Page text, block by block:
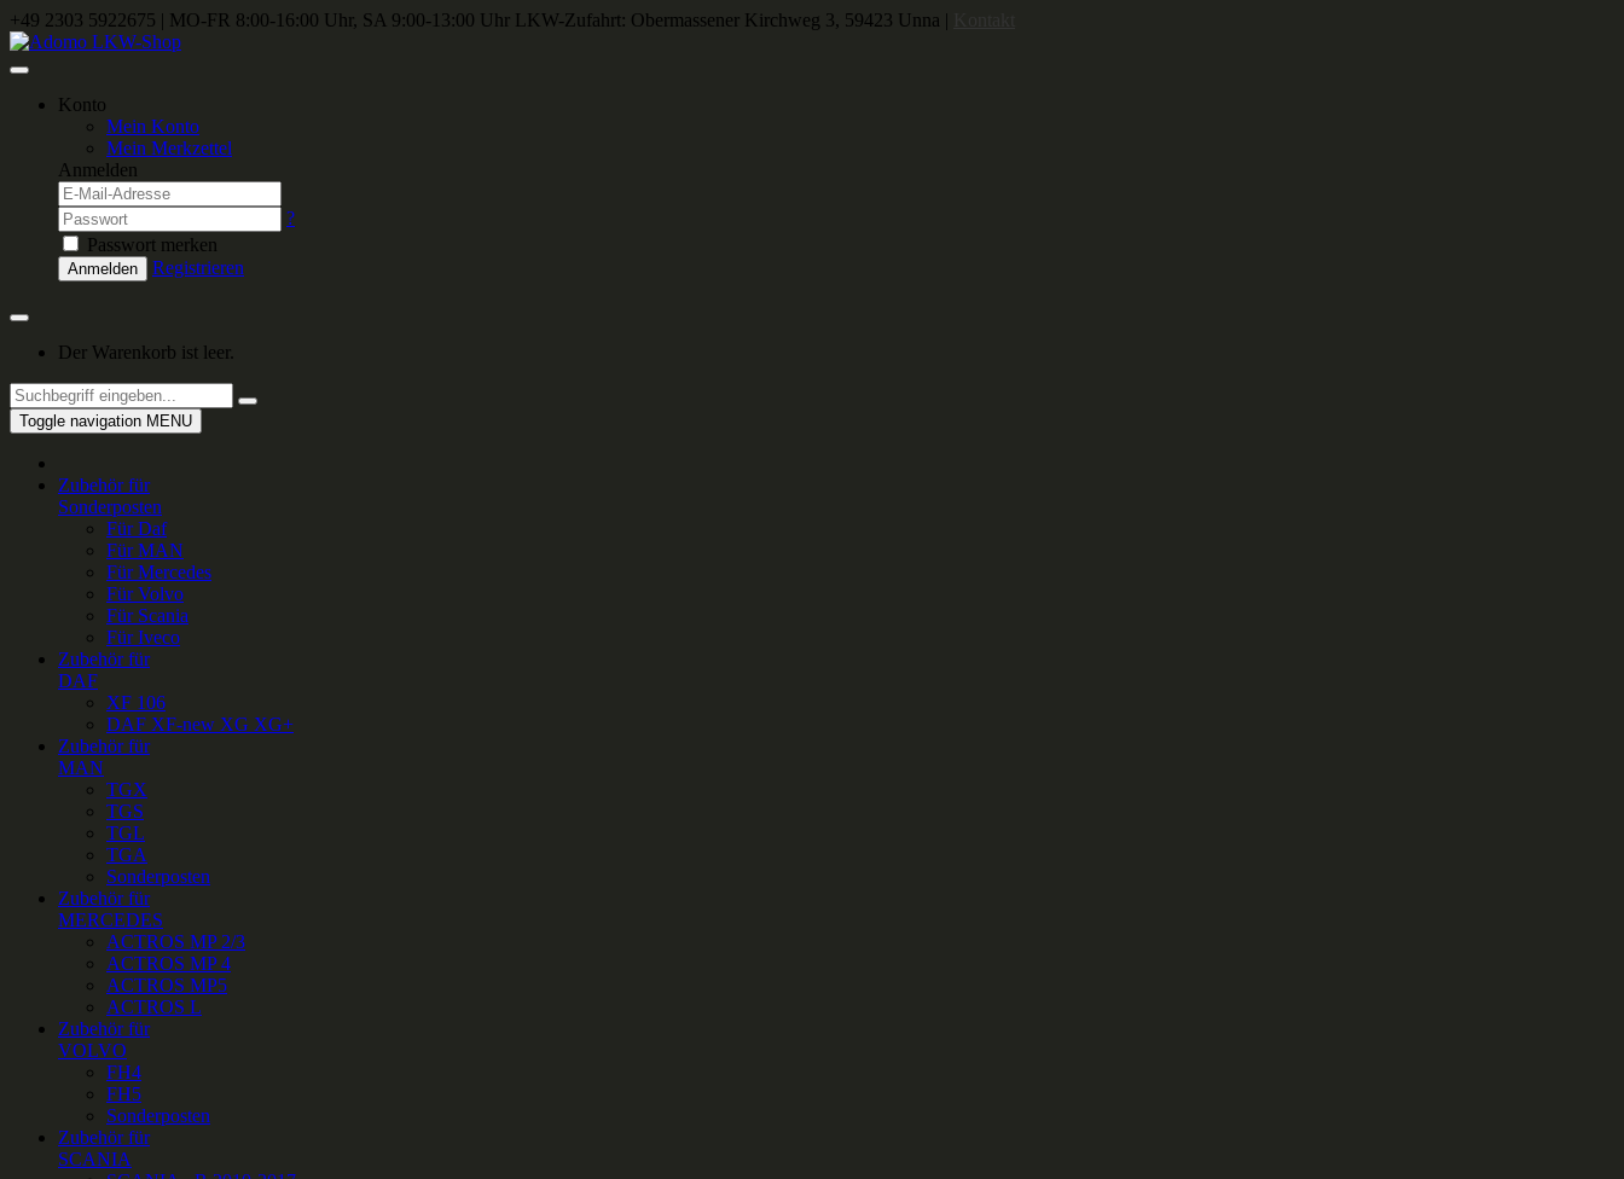
+49 2303 5922675 | MO-FR 8:00-16:00 Uhr, SA 9:00-13:00 Uhr LKW-Zufahrt: Obermassener Kirchweg 3, 59423 Unna |
Konto
Mein Konto
Mein Merkzettel
Anmelden
?
Passwort merken
Anmelden Registrieren
Der Warenkorb ist leer.
Toggle navigation MENU
Zubehör für
Sonderposten
Für Daf
Für MAN
Für Mercedes
Für Volvo
Für Scania
Für Iveco
Zubehör für
DAF
XF 106
DAF XF-new XG XG+
Zubehör für
MAN
TGX
TGS
TGL
TGA
Sonderposten
Zubehör für
MERCEDES
ACTROS MP 2/3
ACTROS MP 4
ACTROS MP5
ACTROS L
Zubehör für
VOLVO
FH4
FH5
Sonderposten
Zubehör für
SCANIA